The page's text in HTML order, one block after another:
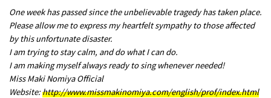
One week has passed since the unbelievable tragedy has taken place.
Please allow me to express my heartfelt sympathy to those affected
by this unfortunate disaster.
I am trying to stay calm, and do what I can do.
I am making myself always ready to sing whenever needed!
Miss Maki Nomiya Official
Website:http://www.missmakinomiya.com/english/prof/index.html